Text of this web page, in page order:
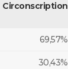
Circonscription
69,57%
30,43%